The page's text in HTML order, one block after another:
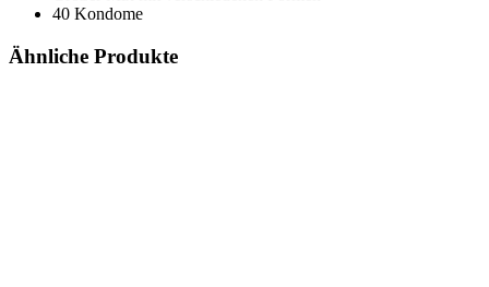
40 Kondome
Ähnliche Produkte